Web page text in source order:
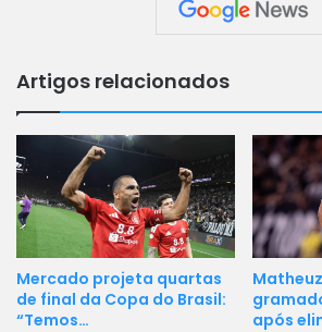
Artigos relacionados
Mercado projeta quartas
de final da Copa do Brasil:
“Temos…
após